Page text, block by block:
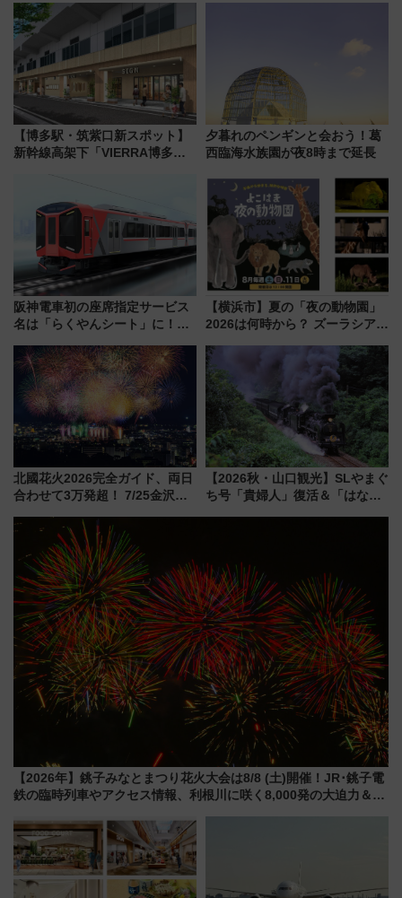
三浦海岸を堪能できるお出かけ
プランもご紹介
【博多駅・筑紫口新スポット】
新幹線高架下「VIERRA博多テ
通り」も一新
夕暮れのペンギンと会おう！葛
西臨海水族園が夜8時まで延長
阪神電車初の座席指定サービス
名は「らくやんシート」に！新
を快適移動
【横浜市】夏の「夜の動物園」
2026は何時から？ ズーラシア・
見どころ、限定イベントを徹底
解説！
北國花火2026完全ガイド、両日
合わせて3万発超！ 7/25金沢大
会の日程・アクセス・観覧席ま
とめ（石川県）
【2026秋・山口観光】SLやまぐ
ち号「貴婦人」復活＆「はなあ
【2026年】銚子みなとまつり花火大会は8/8 (土)開催！JR･銚子電
鉄の臨時列車やアクセス情報、利根川に咲く8,000発の大迫力＆屋